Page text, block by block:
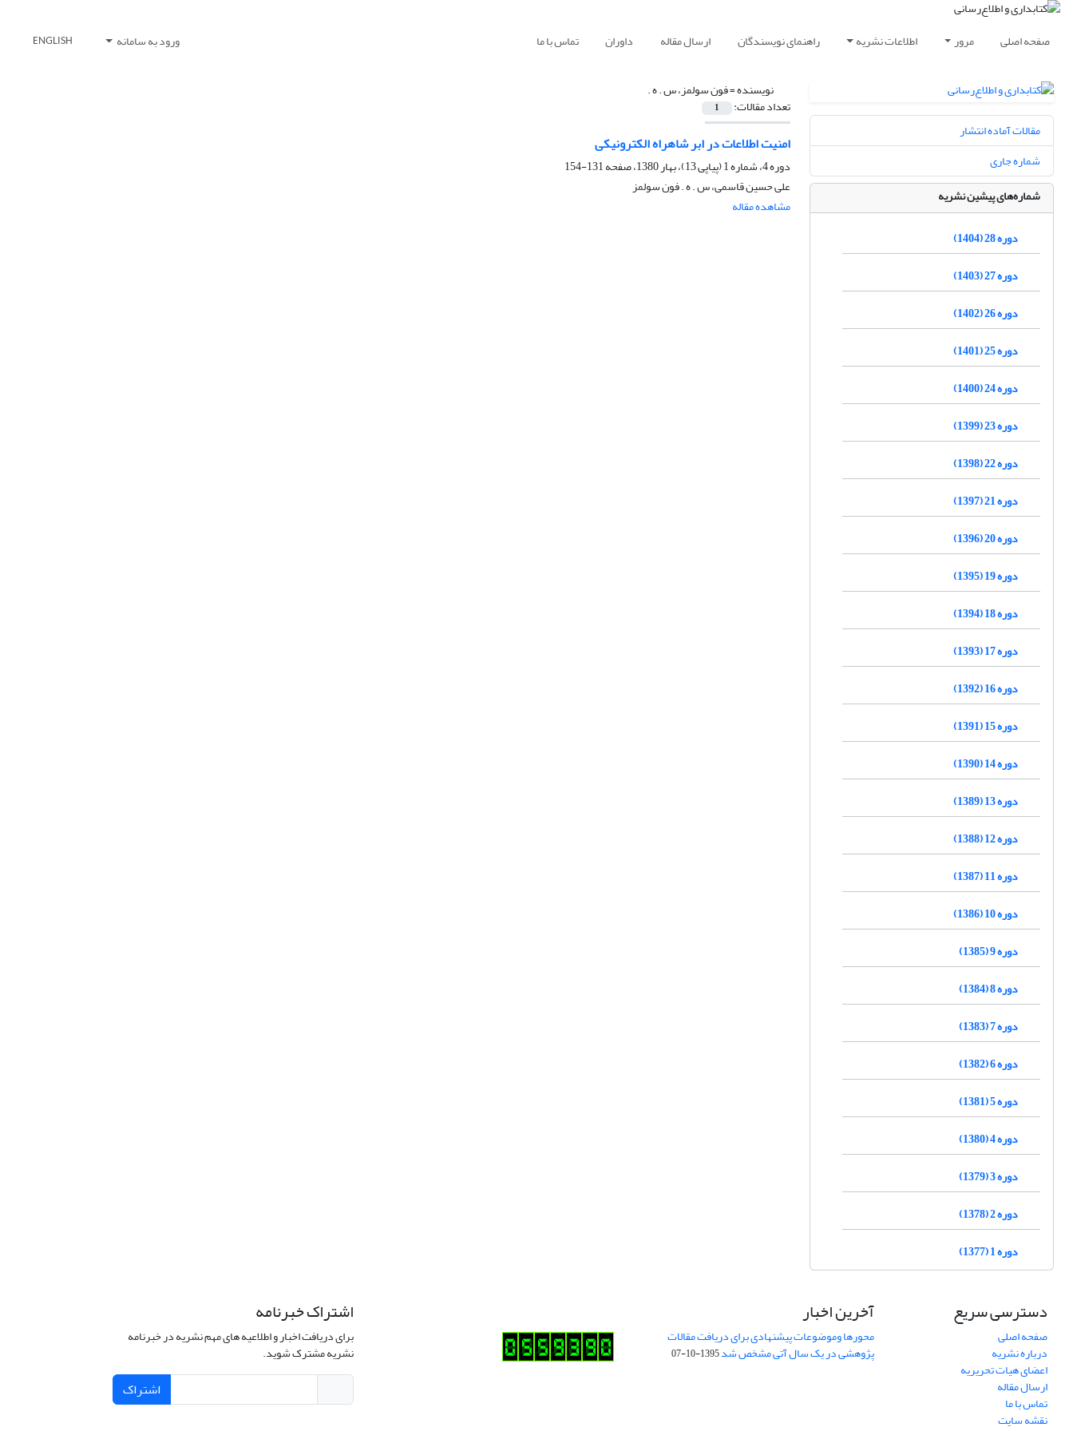
صفحه اصلی مرور اطلاعات نشریه راهنمای نویسندگان ارسال مقاله داوران تماس با ما ورود به سامانه ENGLISH
نویسنده =فون سولمز، س . ه .
تعداد مقالات: 1
امنیت اطلاعات در ابر شاهراه الکترونیکی
دوره 4، شماره 1 (پیاپی 13)، بهار 1380، صفحه
131-154
علی حسین قاسمی، س . ه . فون سولمز
مشاهده مقاله
مقالات آماده انتشار
شماره جاری
شماره‌های پیشین نشریه
دوره 28 (1404)
دوره 27 (1403)
دوره 26 (1402)
دوره 25 (1401)
دوره 24 (1400)
دوره 23 (1399)
دوره 22 (1398)
دوره 21 (1397)
دوره 20 (1396)
دوره 19 (1395)
دوره 18 (1394)
دوره 17 (1393)
دوره 16 (1392)
دوره 15 (1391)
دوره 14 (1390)
دوره 13 (1389)
دوره 12 (1388)
دوره 11 (1387)
دوره 10 (1386)
دوره 9 (1385)
دوره 8 (1384)
دوره 7 (1383)
دوره 6 (1382)
دوره 5 (1381)
دوره 4 (1380)
دوره 3 (1379)
دوره 2 (1378)
دوره 1 (1377)
دسترسی سریع
صفحه اصلی
درباره نشریه
اعضای هیات تحریریه
ارسال مقاله
تماس با ما
نقشه سایت
آخرین اخبار
محورها وموضوعات پیشنهادی برای دریافت مقالات
پژوهشی در یک سال آتی مشخص شد1395-10-07
اشتراک خبرنامه
برای دریافت اخبار و اطلاعیه های مهم نشریه در خبرنامه
نشریه مشترک شوید.
اشتراک